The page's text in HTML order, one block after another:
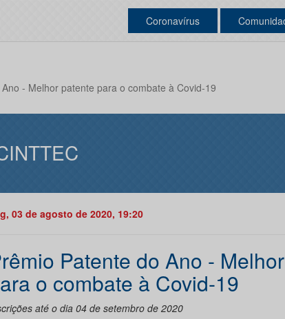
Coronavírus
- Melhor patente para o combate à Covid-19
03 de agosto de 2020, 19:20
Patente do Ano -
o combate à Covid-19
até o dia 04 de setembro de 2020